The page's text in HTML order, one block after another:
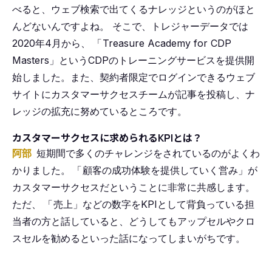
べると、ウェブ検索で出てくるナレッジというのがほと
んどないんですよね。
そこで、トレジャーデータでは
2020年4月から、
「Treasure Academy for CDP
Masters」というCDPのトレーニングサービスを提供開
始しました。また、契約者限定でログインできるウェブ
サイトにカスタマーサクセスチームが記事を投稿し、ナ
レッジの拡充に努めているところです。
カスタマーサクセスに求められるKPIとは？
阿部 短期間で多くのチャレンジをされているのがよくわ
かりました。
「顧客の成功体験を提供していく営み」が
カスタマーサクセスだということに非常に共感します。
ただ、
「売上」などの数字をKPIとして背負っている担
当者の方と話していると、どうしてもアップセルやクロ
スセルを勧めるといった話になってしまいがちです。